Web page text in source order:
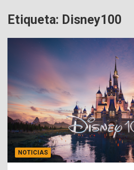
Etiqueta: Disney100
NOTICIAS